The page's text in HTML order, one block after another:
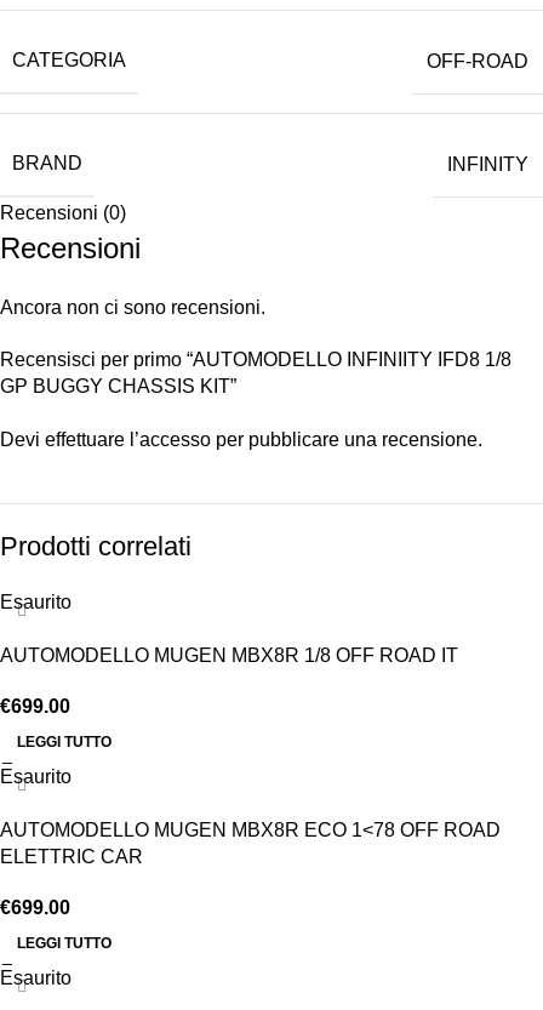
CATEGORIA OFF-ROAD
BRAND INFINITY
Recensioni (0)
Recensioni
Ancora non ci sono recensioni.
Recensisci per primo “AUTOMODELLO INFINIITY IFD8 1/8
GP BUGGY CHASSIS KIT”
Devi effettuare l’accesso per pubblicare una recensione.
Prodotti correlati
Esaurito
AUTOMODELLO MUGEN MBX8R 1/8 OFF ROAD IT
€699.00
LEGGI TUTTO
Esaurito
AUTOMODELLO MUGEN MBX8R ECO 1<78 OFF ROAD
ELETTRIC CAR
€699.00
LEGGI TUTTO
Esaurito